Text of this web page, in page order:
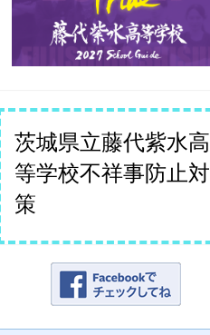
茨城県立藤代紫水高
等学校不祥事防止対
策